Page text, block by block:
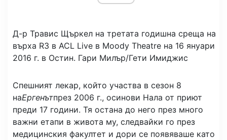
Д-р Травис Щъркел на третата годишна среща на
върха R3 в ACL Live в Moody Theatre на 16 януари
2016 г. в Остин. Гари Милър/Гети Имиджис
Спешният лекар, който участва в сезон 8
наЕргенътпрез 2006 г., осинови Нала от приют
преди 17 години. Тя остана до него през много
важни етапи в живота му, следвайки го през
медицинския факултет и дори се появяваше като